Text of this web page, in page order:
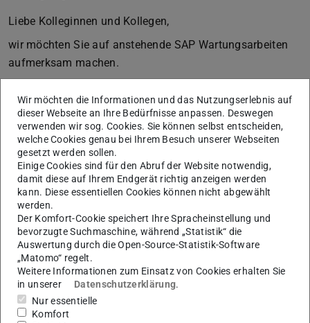
Liebe Kolleginnen und Kollegen,
wir möchten Sie auf anstehende SAP Wartungsarbeiten
aufmerksam machen.
Aus diesem Grund stehen die SAP Systeme: Fiori und
Rechnungswesen (z.B. Zugang zum Kontoauszug) der TU
Darmstadt von 13.05. (ab 16:00 Uhr) – 18.05. (bis
ca.11:00 Uhr) nicht zur Verfügung.
Wir bitten um Ihr Verständnis!
Mit freundlichen Grüßen,
SAP Anwendungen
Wir möchten die Informationen und das Nutzungserlebnis auf
dieser Webseite an Ihre Bedürfnisse anpassen. Deswegen
verwenden wir sog. Cookies. Sie können selbst entscheiden,
welche Cookies genau bei Ihrem Besuch unserer Webseiten
gesetzt werden sollen.
Einige Cookies sind für den Abruf der Website notwendig,
damit diese auf Ihrem Endgerät richtig anzeigen werden
kann. Diese essentiellen Cookies können nicht abgewählt
werden.
Der Komfort-Cookie speichert Ihre Spracheinstellung und
bevorzugte Suchmaschine, während „Statistik“ die
Auswertung durch die Open-Source-Statistik-Software
„Matomo“ regelt.
Weitere Informationen zum Einsatz von Cookies erhalten Sie
in unserer
Datenschutzerklärung.
Nur essentielle
Komfort